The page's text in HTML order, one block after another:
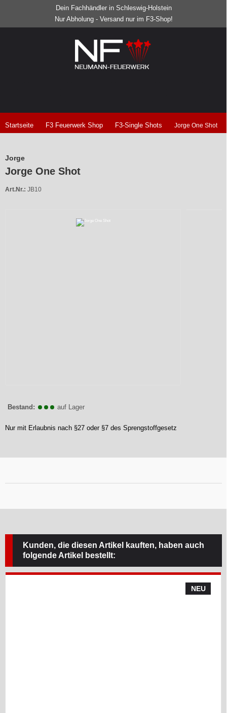
Dein Fachhändler in Schleswig-Holstein
Nur Abholung - Versand nur im F3-Shop!
Startseite F3 Feuerwerk Shop F3-Single Shots Jorge One Shot
Jorge
Jorge One Shot
Art.Nr.: JB10
Bestand: auf Lager
Nur mit Erlaubnis nach §27 oder §7 des Sprengstoffgesetz
Kunden, die diesen Artikel kauften, haben auch
folgende Artikel bestellt:
NEU